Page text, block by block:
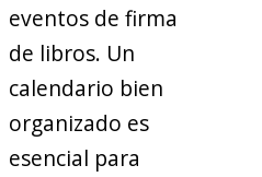
eventos de firma
de libros. Un
calendario bien
organizado es
esencial para